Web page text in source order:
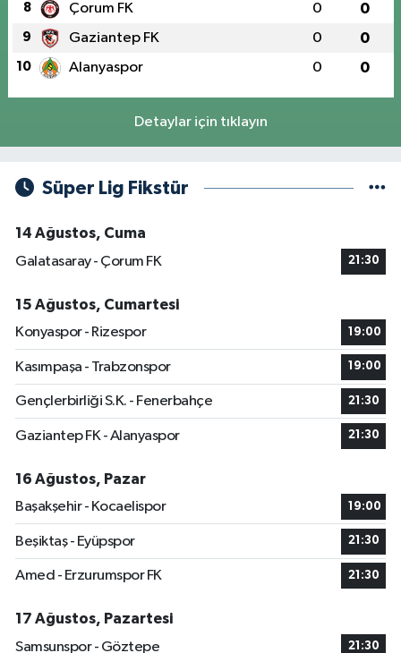
8 Çorum FK 0 0
9 Gaziantep FK 0 0
10 Alanyaspor 0 0
Detaylar için tıklayın
Süper Lig Fikstür
14 Ağustos, Cuma
Galatasaray - Çorum FK
21:30
15 Ağustos, Cumartesi
Konyaspor - Rizespor
19:00
Kasımpaşa - Trabzonspor 19:00
Gençlerbirliği S.K. - Fenerbahçe 21:30
Gaziantep FK - Alanyaspor 21:30
16 Ağustos, Pazar
Başakşehir - Kocaelispor
19:00
Beşiktaş - Eyüpspor 21:30
Amed - Erzurumspor FK 21:30
17 Ağustos, Pazartesi
Samsunspor - Göztepe
21:30